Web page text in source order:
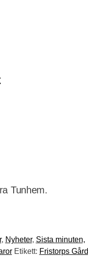
Tunhem.
, Nyheter, Sista minuten,
Etikett: Fristorps Gård